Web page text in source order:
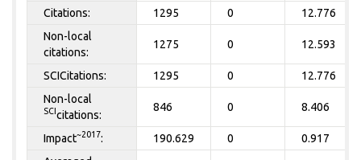
Citations: 1295 0
12.776
Non-local
citations:
1275 0 12.593
SCICitations: 1295 0
12.776
Non-local
SCI citations:
846 0 8.406
Impact~2017: 190.629 0
0.917